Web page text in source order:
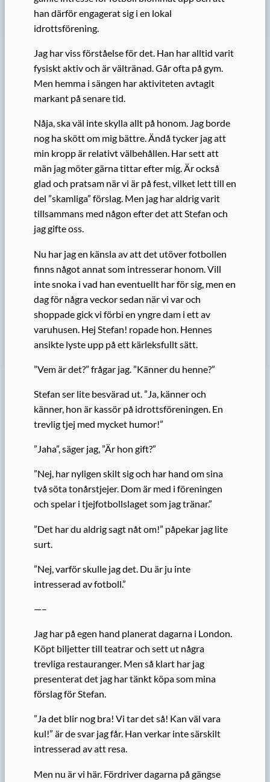
han därför engagerat sig i en lokal
idrottsförening.
Jag har viss förståelse för det. Han har alltid varit
fysiskt aktiv och är vältränad. Går ofta på gym.
Men hemma i sängen har aktiviteten avtagit
markant på senare tid.
Nåja, ska väl inte skylla allt på honom. Jag borde
nog ha skött om mig bättre. Ändå tycker jag att
min kropp är relativt välbehållen. Har sett att
män jag möter gärna tittar efter mig. Är också
glad och pratsam när vi är på fest, vilket lett till en
del ”skamliga” förslag. Men jag har aldrig varit
tillsammans med någon efter det att Stefan och
jag gifte oss.
Nu har jag en känsla av att det utöver fotbollen
finns något annat som intresserar honom. Vill
inte snoka i vad han eventuellt har för sig, men en
dag för några veckor sedan när vi var och
shoppade gick vi förbi en yngre dam i ett av
varuhusen. Hej Stefan! ropade hon. Hennes
ansikte lyste upp på ett kärleksfullt sätt.
”Vem är det?” frågar jag. ”Känner du henne?”
Stefan ser lite besvärad ut. ”Ja, känner och
känner, hon är kassör på idrottsföreningen. En
trevlig tjej med mycket humor!”
”Jaha”, säger jag, ”Är hon gift?”
”Nej, har nyligen skilt sig och har hand om sina
två söta tonårstjejer. Dom är med i föreningen
och spelar i tjejfotbollslaget som jag tränar.”
”Det har du aldrig sagt nåt om!” påpekar jag lite
surt.
”Nej, varför skulle jag det. Du är ju inte
intresserad av fotboll.”
—–
Jag har på egen hand planerat dagarna i London.
Köpt biljetter till teatrar och sett ut några
trevliga restauranger. Men så klart har jag
presenterat det jag har tänkt köpa som mina
förslag för Stefan.
”Ja det blir nog bra! Vi tar det så! Kan väl vara
kul!” är de svar jag får. Han verkar inte särskilt
intresserad av att resa.
Men nu är vi här. Fördriver dagarna på gängse